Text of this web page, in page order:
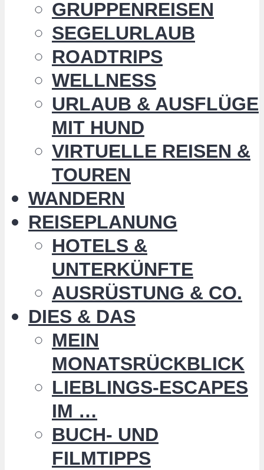
GRUPPENREISEN
SEGELURLAUB
ROADTRIPS
WELLNESS
URLAUB & AUSFLÜGE
MIT HUND
VIRTUELLE REISEN &
TOUREN
WANDERN
REISEPLANUNG
HOTELS &
UNTERKÜNFTE
AUSRÜSTUNG & CO.
DIES & DAS
MEIN
MONATSRÜCKBLICK
LIEBLINGS-ESCAPES
IM …
BUCH- UND
FILMTIPPS